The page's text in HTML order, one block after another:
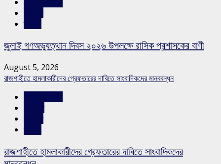
জুলাই গণঅভ্যুত্থান দিবস ২০২৬ উপলক্ষে রাসিক প্রশাসকের বাণী
August 5, 2026
রাজশাহীতে হামলাকারীদের গ্রেফতারের দাবিতে সাংবাদিকদের মানববন্ধন
রাজশাহীতে হামলাকারীদের গ্রেফতারের দাবিতে সাংবাদিকদের